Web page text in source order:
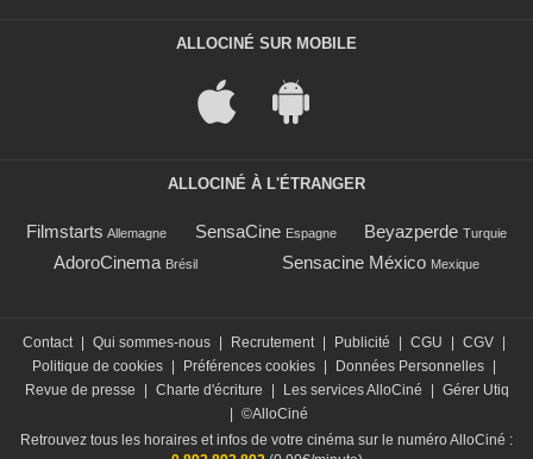
ALLOCINÉ SUR MOBILE
ALLOCINÉ À L'ÉTRANGER
Filmstarts Allemagne SensaCine Espagne Beyazperde Turquie
AdoroCinema Brésil Sensacine México Mexique
Contact | Qui sommes-nous | Recrutement | Publicité | CGU | CGV |
Politique de cookies | Préférences cookies | Données Personnelles |
Revue de presse
| Charte d'écriture | Les services AlloCiné | Gérer Utiq
| ©AlloCiné
Retrouvez tous les horaires et infos de votre cinéma sur le numéro AlloCiné :